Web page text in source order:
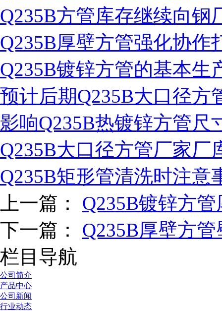
Q235B方管库存继续向钢
Q235B厚壁方管强化协
Q235B镀锌方管的基本生
预计后期Q235B大口径
影响Q235B热镀锌方管
Q235B大口径方管厂家厂
Q235B矩形管清洗时注意
上一篇： Q235B镀锌方
下一篇： Q235B厚壁方
栏目导航
公司简介
产品中心
公司新闻
行业动态